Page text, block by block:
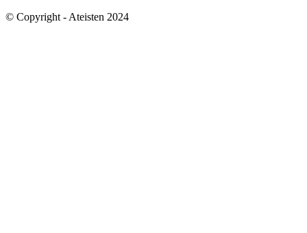
© Copyright - Ateisten 2024